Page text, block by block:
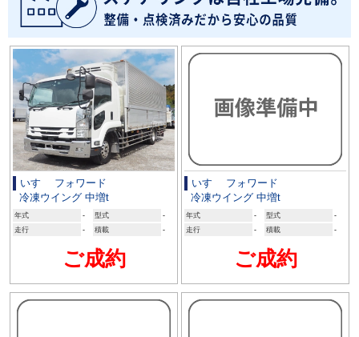
いすゞ フォワード
冷凍ウイング 中増t
年式 - 型式
-
走行
- 積載 -
ご成約
いすゞ フォワード
冷凍ウイング 中増t
年式 - 型式
-
走行
- 積載 -
ご成約